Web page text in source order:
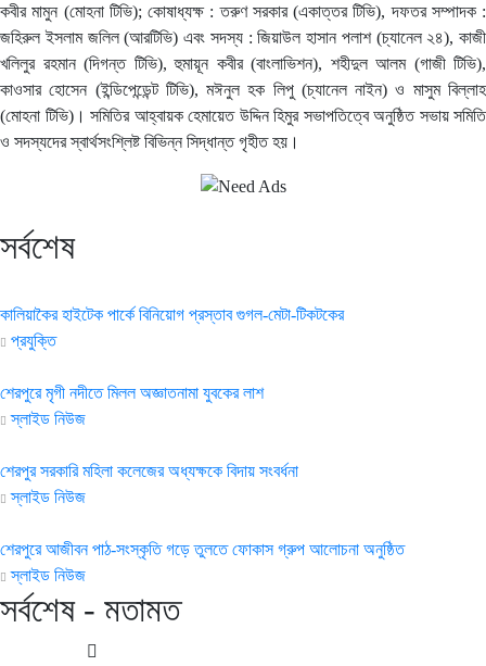
কবীর মামুন (মোহনা টিভি); কোষাধ্যক্ষ : তরুণ সরকার (একাত্তর টিভি), দফতর সম্পাদক :
জহিরুল ইসলাম জলিল (আরটিভি) এবং সদস্য : জিয়াউল হাসান পলাশ (চ্যানেল ২৪), কাজী
খলিলুর রহমান (দিগন্ত টিভি), হুমায়ূন কবীর (বাংলাভিশন), শহীদুল আলম (গাজী টিভি),
কাওসার হোসেন (ইন্ডিপেন্ডেন্ট টিভি), মঈনুল হক লিপু (চ্যানেল নাইন) ও মাসুম বিল্লাহ
(মোহনা টিভি)। সমিতির আহ্বায়ক হেমায়েত উদ্দিন হিমুর সভাপতিত্বে অনুষ্ঠিত সভায় সমিতি
ও সদস্যদের স্বার্থসংশ্লিষ্ট বিভিন্ন সিদ্ধান্ত গৃহীত হয়।
সর্বশেষ
কালিয়াকৈর হাইটেক পার্কে বিনিয়োগ প্রস্তাব গুগল-মেটা-টিকটকের
প্রযুক্তি
শেরপুরে মৃগী নদীতে মিলল অজ্ঞাতনামা যুবকের লাশ
স্লাইড নিউজ
শেরপুর সরকারি মহিলা কলেজের অধ্যক্ষকে বিদায় সংবর্ধনা
স্লাইড নিউজ
শেরপুরে আজীবন পাঠ-সংস্কৃতি গড়ে তুলতে ফোকাস গ্রুপ আলোচনা অনুষ্ঠিত
স্লাইড নিউজ
সর্বশেষ - মতামত